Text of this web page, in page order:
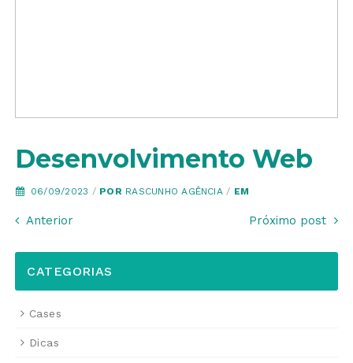
Desenvolvimento Web
06/09/2023 / POR RASCUNHO AGÊNCIA / EM
Anterior Próximo post
CATEGORIAS
Cases
Dicas